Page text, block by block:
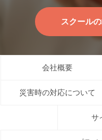
スクール
会社概要
災害時の対応について
サ